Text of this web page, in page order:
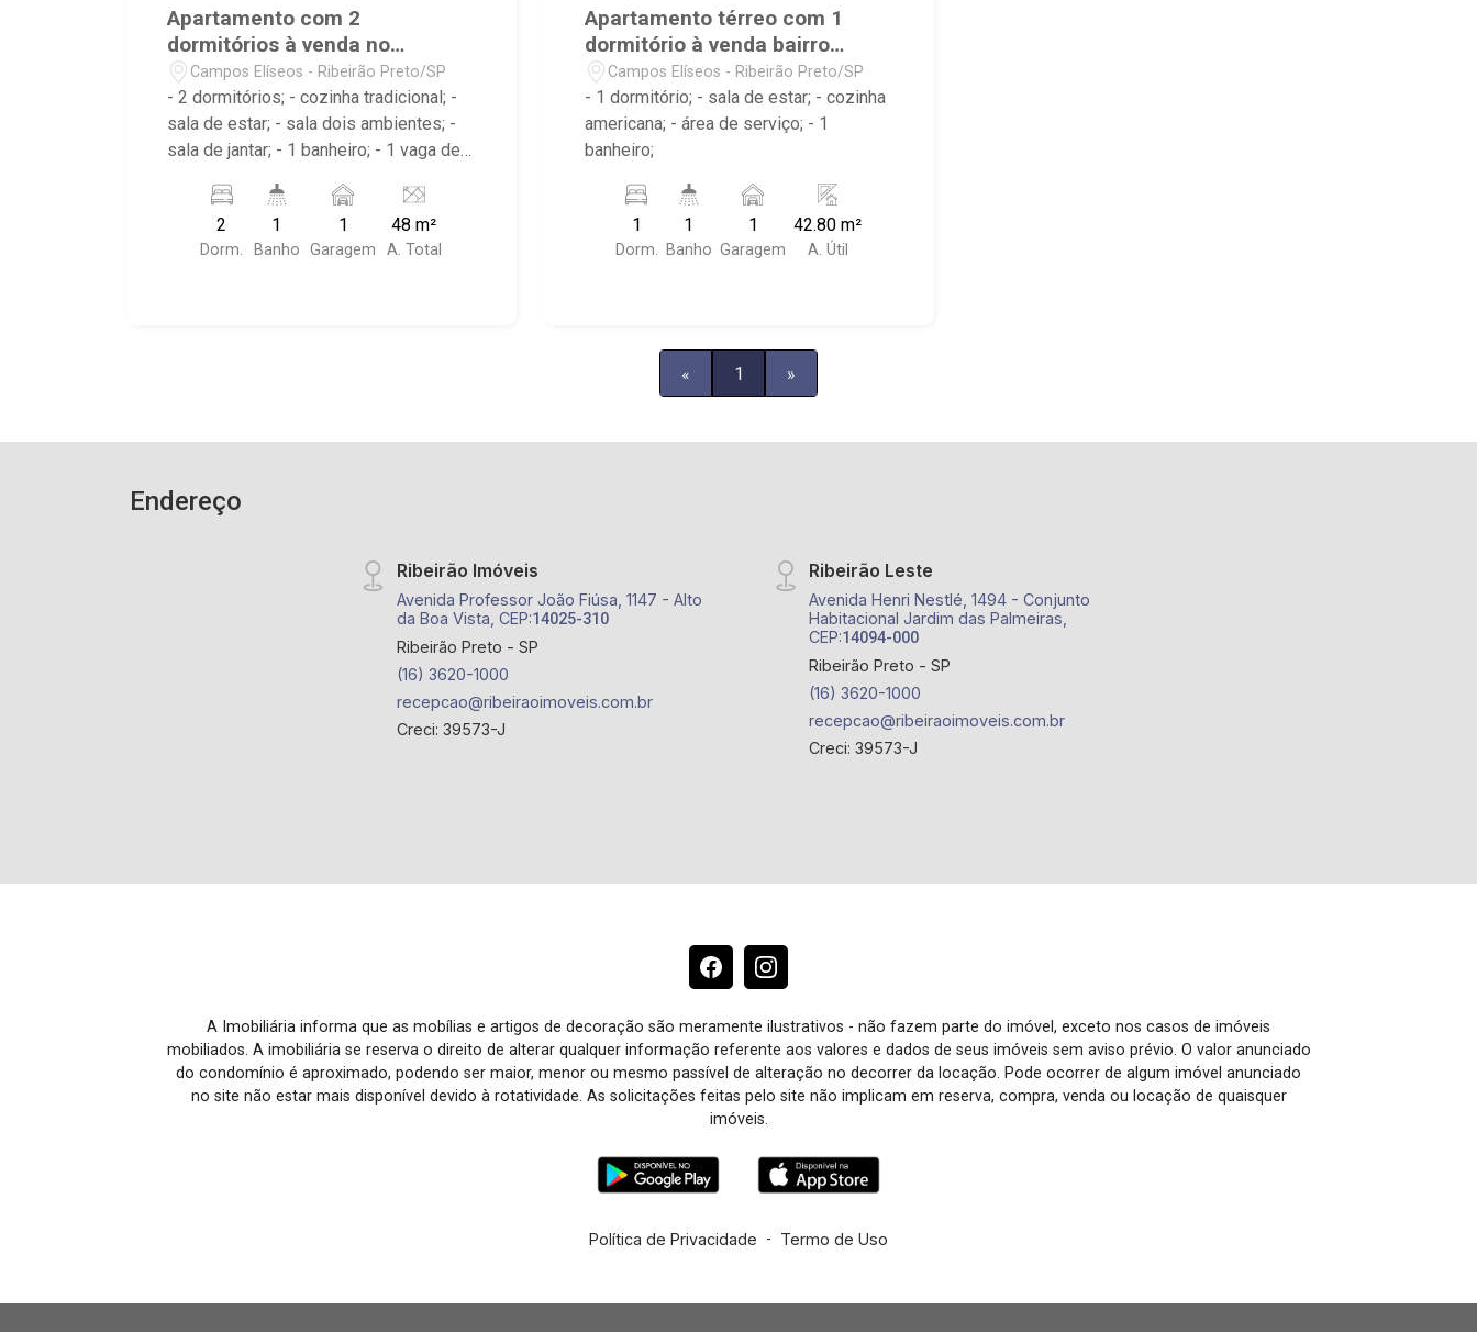
Apartamento com 2
dormitórios à venda no
Campos Elíseos
Campos Elíseos - Ribeirão Preto/SP
- 2 dormitórios; - cozinha tradicional; -
sala de estar; - sala dois ambientes; -
sala de jantar; - 1 banheiro; - 1 vaga de
- Condomínio com portaria 24 horas,
piscina adulta e infantil, Playground,
Área de churrasco, Campo de Futebol,
2
Dorm.
1
Banho
1
Garagem
48 m²
A. Total
Apartamento térreo com 1
dormitório à venda bairro
Campos Elíseos
Campos Elíseos - Ribeirão Preto/SP
- 1 dormitório; - sala de estar; - cozinha
americana; - área de serviço; - 1
banheiro;
1
Dorm.
1
Banho
1
Garagem
42.80 m²
A. Útil
« 1 »
Endereço
Ribeirão Imóveis
Avenida Professor João Fiúsa, 1147 - Alto
da Boa Vista, CEP:14025-310
Ribeirão Preto - SP
(16) 3620-1000
recepcao@ribeiraoimoveis.com.br
Creci: 39573-J
Ribeirão Leste
Avenida Henri Nestlé, 1494 - Conjunto
Habitacional Jardim das Palmeiras,
CEP:14094-000
Ribeirão Preto - SP
(16) 3620-1000
recepcao@ribeiraoimoveis.com.br
Creci: 39573-J
A Imobiliária informa que as mobílias e artigos de decoração são meramente ilustrativos - não fazem parte do imóvel, exceto nos casos de imóveis
mobiliados. A imobiliária se reserva o direito de alterar qualquer informação referente aos valores e dados de seus imóveis sem aviso prévio. O valor anunciado
do condomínio é aproximado, podendo ser maior, menor ou mesmo passível de alteração no decorrer da locação. Pode ocorrer de algum imóvel anunciado
no site não estar mais disponível devido à rotatividade. As solicitações feitas pelo site não implicam em reserva, compra, venda ou locação de quaisquer
imóveis.
Política de Privacidade - Termo de Uso